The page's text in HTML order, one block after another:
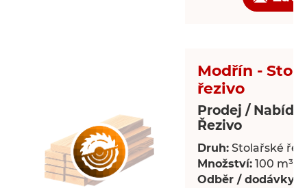
Modřín -
řezivo
Prodej /
Řezivo
Druh: Stolařské
Množství: 100 m³
Odběr / dodávky: